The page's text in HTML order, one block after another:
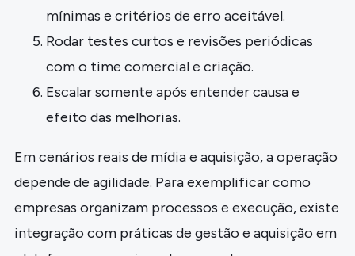
mínimas e critérios de erro aceitável.
Rodar testes curtos e revisões periódicas
com o time comercial e criação.
Escalar somente após entender causa e
efeito das melhorias.
Em cenários reais de mídia e aquisição, a operação
depende de agilidade. Para exemplificar como
empresas organizam processos e execução, existe
integração com práticas de gestão e aquisição em